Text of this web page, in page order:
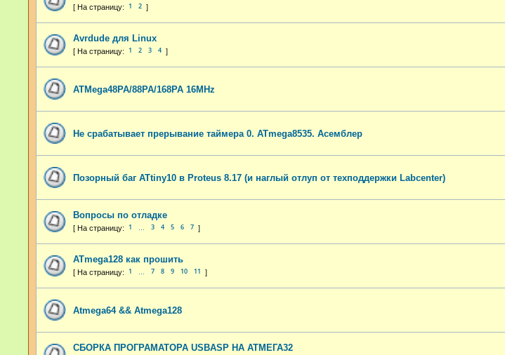
1 2
Avrdude для Linux
1 2 3 4
ATMega48PA/88PA/168PA 16MHz
Не срабатывает прерывание таймера 0. ATmega8535. Асемблер
Позорный баг ATtiny10 в Proteus 8.17 (и наглый отлуп от техподдержки Labcenter)
Вопросы по отладке
1 3 4 5 6 7
ATmega128 как прошить
1 7 8 9 10 11
Atmega64 && Atmega128
СБОРКА ПРОГРАМАТОРА USBASP НА АТМЕГА32